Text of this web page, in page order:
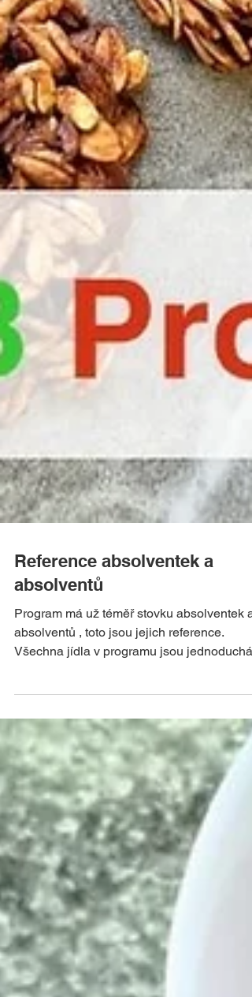
Reference absolventek a
absolventů
Všechna jídla v programu jsou jednoduchá
rychlá, z těch nejzdravějších, přirozeně
nízkokalorických potravin a můžete se jich
najíst dosyta, bez omezení a přitom
Ingredience v receptech se dají i měnit ,
alergie a intolerance tak nejsou problém.
Příprava je rychlá, časově nenáročná ,
jako nakupování podle nákupního
Výsledky prvního kola programu byli
publikované ve věd